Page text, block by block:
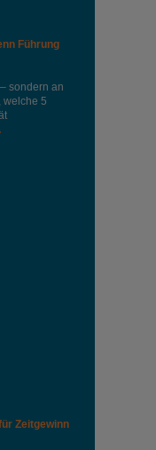
Führung
sondern an
welche 5
Zeitgewinn